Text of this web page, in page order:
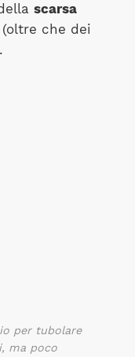
scarsa
che dei
per tubolare
ma poco